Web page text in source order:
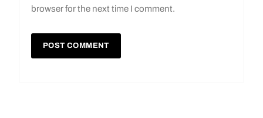
browser for the next time I comment.